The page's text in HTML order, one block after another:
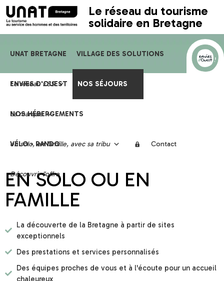
Le réseau du tourisme
solidaire en Bretagne
UNAT BRETAGNE
Le réseau ESS
VILLAGE DES SOLUTIONS
Trophées
ENVIES D'OUEST
La marque
NOS SÉJOURS
selon vos envies
NOS HÉBERGEMENTS
en solo, en famille, avec sa tribu
VÉLO - RANDO
Découvrir l'offre
Contact
EN SOLO OU EN
FAMILLE
La découverte de la Bretagne à partir de sites
exceptionnels
Des prestations et services personnalisés
Des équipes proches de vous et à l'écoute pour un accueil
chaleureux